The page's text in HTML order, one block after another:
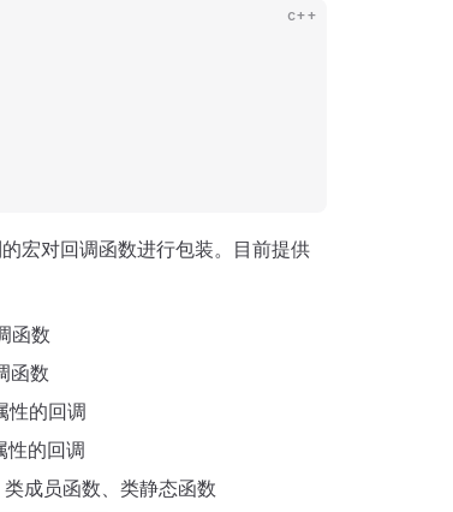
c++
宏对回调函数进行包装。目前提供
函数
函数
性的回调
性的回调
成员函数、类静态函数